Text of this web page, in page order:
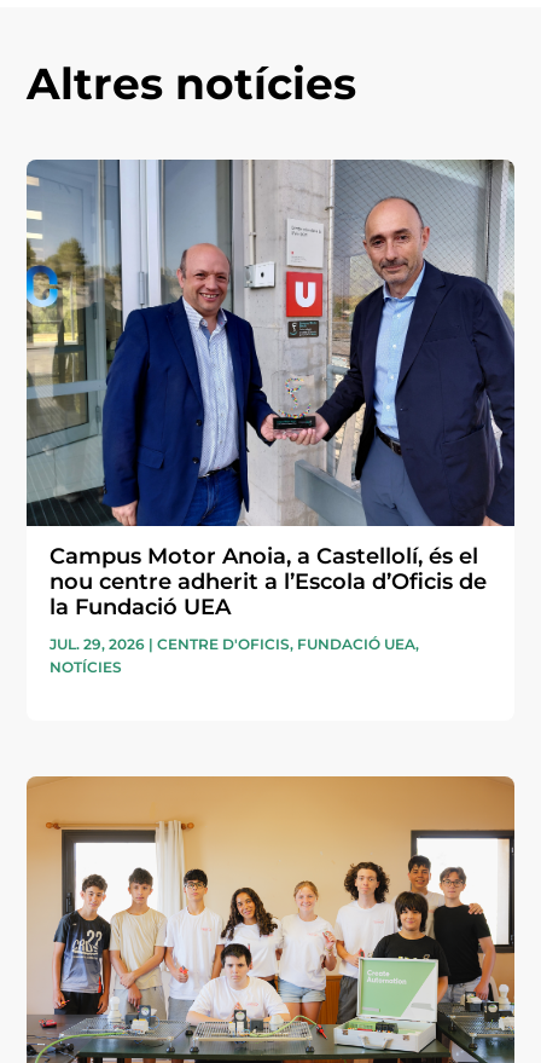
Altres notícies
Campus Motor Anoia, a Castellolí, és el
nou centre adherit a l’Escola d’Oficis de
la Fundació UEA
JUL. 29, 2026 |CENTRE D'OFICIS, FUNDACIÓ UEA,
NOTÍCIES